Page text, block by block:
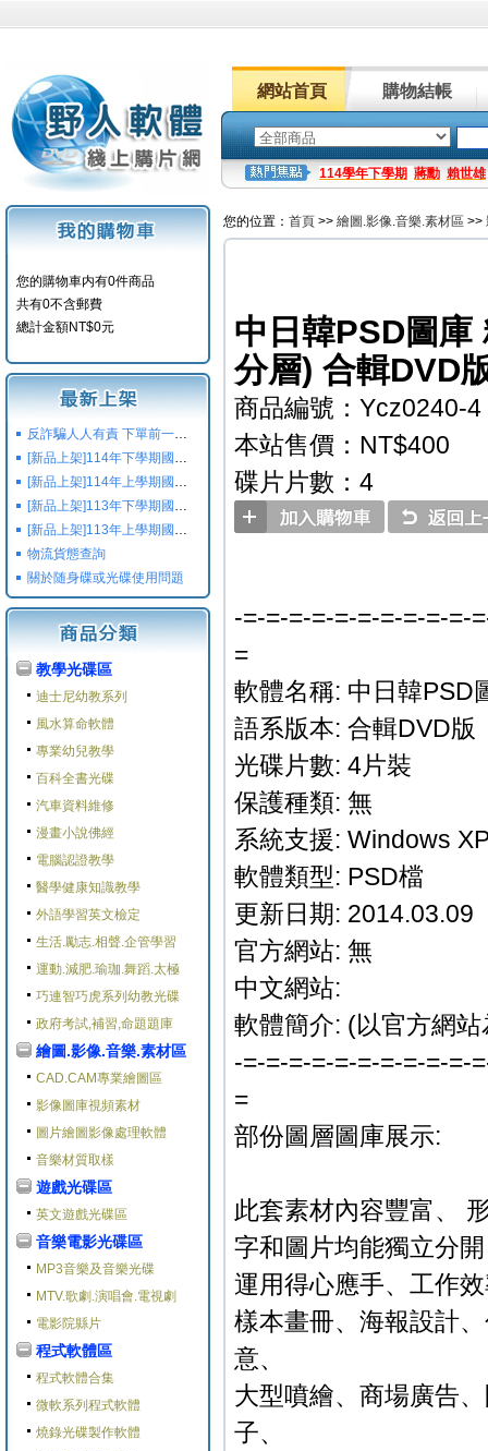
網站首頁 購物結帳
114學年下學期 蔣勳 賴世雄
您的購物車内有0件商品
共有0不含郵費
總計金額NT$0元
反詐騙人人有責 下單前一定要注意
[新品上架]114年下學期國小國中高中命題光碟,校用卷,習作
[新品上架]114年上學期國小國中高中命題光碟,校用卷,習作
[新品上架]113年下學期國小國中高中命題光碟,校用卷,習作
[新品上架]113年上學期國小國中高中命題光碟,校用卷,習作
物流貨態查詢
關於随身碟或光碟使用問題
教學光碟區
迪士尼幼教系列
風水算命軟體
專業幼兒教學
百科全書光碟
汽車資料維修
漫畫小說佛經
電腦認證教學
醫學健康知識教學
外語學習英文檢定
生活.勵志.相聲.企管學習
運動.減肥.瑜珈.舞蹈.太極
巧連智巧虎系列幼教光碟
政府考試,補習,命題題庫
繪圖.影像.音樂.素材區
CAD.CAM專業繪圖區
影像圖庫視頻素材
圖片繪圖影像處理軟體
音樂材質取樣
遊戲光碟區
英文遊戲光碟區
音樂電影光碟區
MP3音樂及音樂光碟
MTV.歌劇.演唱會.電視劇
電影院縣片
程式軟體區
程式軟體合集
微軟系列程式軟體
燒錄光碟製作軟體
您的位置： 首頁 >> 繪圖.影像.音樂.素材區 >>
中日韓PSD圖庫
分層) 合輯DVD
商品編號：Ycz0240-4
本站售價：NT$400
碟片片數：4
-=-=-=-=-=-=-=-=-=-=-
=
軟體名稱: 中日韓PSD
語系版本: 合輯DVD版
光碟片數: 4片裝
保護種類: 無
系統支援: Windows
軟體類型: PSD檔
更新日期: 2014.03.09
官方網站: 無
中文網站:
軟體簡介: (以官方網站
-=-=-=-=-=-=-=-=-=-=-
=
部份圖層圖庫展示:
此套素材內容豐富、
字和圖片均能獨立分
運用得心應手、工作
樣本畫冊、海報設計
意、
大型噴繪、商場廣告
子、